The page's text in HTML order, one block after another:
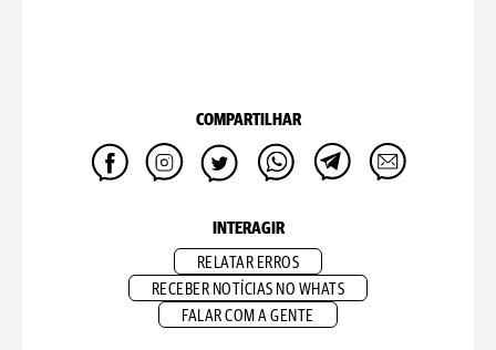
COMPARTILHAR
INTERAGIR
RELATAR ERROS
RECEBER NOTÍCIAS NO WHATS
FALAR COM A GENTE